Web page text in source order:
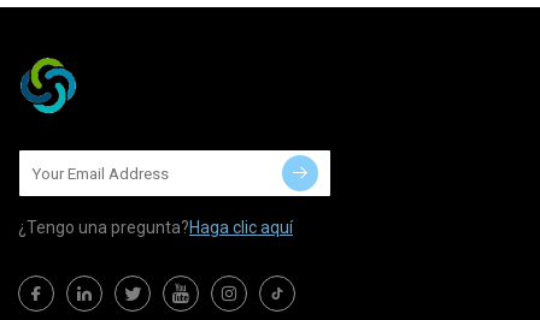
¿Tengo una pregunta?Haga clic aquí